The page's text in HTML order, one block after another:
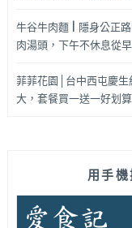
牛谷牛肉麵 | 隱身公正
肉湯頭，下午不休息從
菲菲花園│台中西屯慶
大，套餐買一送一好划
用手